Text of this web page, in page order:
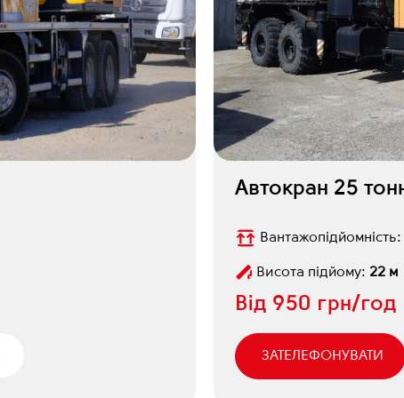
Автокран 25
Вантажопідйомність:
Висота підйому: 22 м
Від 950 грн/год
ЗАТЕЛЕФОНУВАТИ